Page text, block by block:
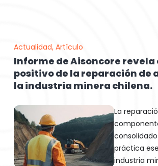
Actualidad, Artículo
Informe de Aisoncore
positivo de la reparación de
la industria minera chilena.
La
práctica
industria